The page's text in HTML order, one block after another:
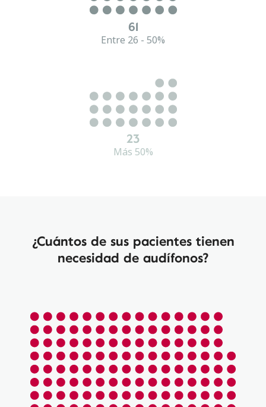
61
Entre 26 - 50%
23
Más 50%
¿Cuántos de sus pacientes tienen
necesidad de audífonos?